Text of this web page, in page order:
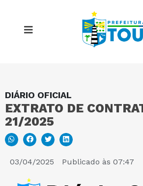
DIÁRIO OFICIAL
EXTRATO DE
21/2025
03/04/2025 Publicado às 07:47
MAPA DO SITE
PORTAL DA TRANSPARÊNCIA
E-SIC